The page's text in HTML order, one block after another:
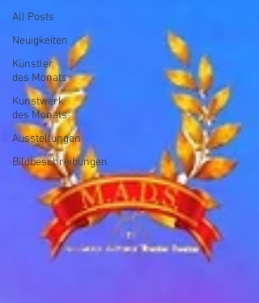
All Posts
Neuigkeiten
Künstler
des Monats
Kunstwerk
des Monats
Ausstellungen
Bildbeschreibungen